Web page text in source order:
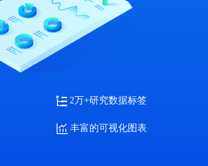
2万+研究数据标签
丰富的可视化图表